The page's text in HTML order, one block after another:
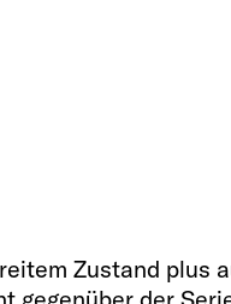
Zustand plus
/ 20 / 92